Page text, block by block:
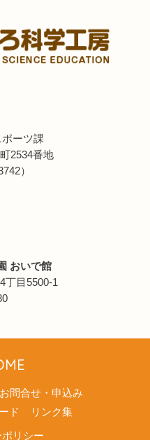
ーツ課
2534番地
）
おいで館
丁目5500-1
お問合せ・申込み
ド
リンク集
リシー